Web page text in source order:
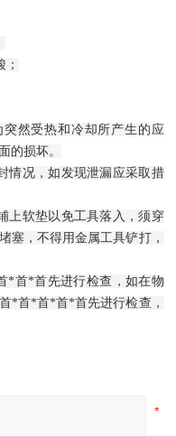
然受热和冷却所产生的应
的损坏。
情况，如发现泄漏应采取措
上软垫以免工具落入，须穿
塞，不得用金属工具铲打，
*首*首先进行检查，如在物
*首*首*首*首先进行检查，